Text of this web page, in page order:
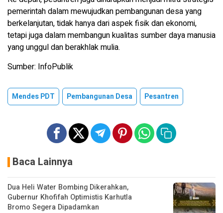
pemerintah dalam mewujudkan pembangunan desa yang
berkelanjutan, tidak hanya dari aspek fisik dan ekonomi,
tetapi juga dalam membangun kualitas sumber daya manusia
yang unggul dan berakhlak mulia.
Sumber: InfoPublik
Mendes PDT Pembangunan Desa Pesantren
Baca Lainnya
Dua Heli Water Bombing Dikerahkan,
Gubernur Khofifah Optimistis Karhutla
Bromo Segera Dipadamkan